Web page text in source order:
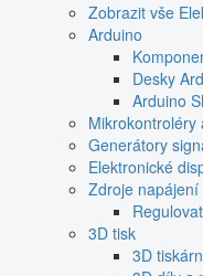
Zobrazit vše
Arduino
Desky
Arduino
Generátory
Elektronické
Zdroje napájení
3D tisk
3D